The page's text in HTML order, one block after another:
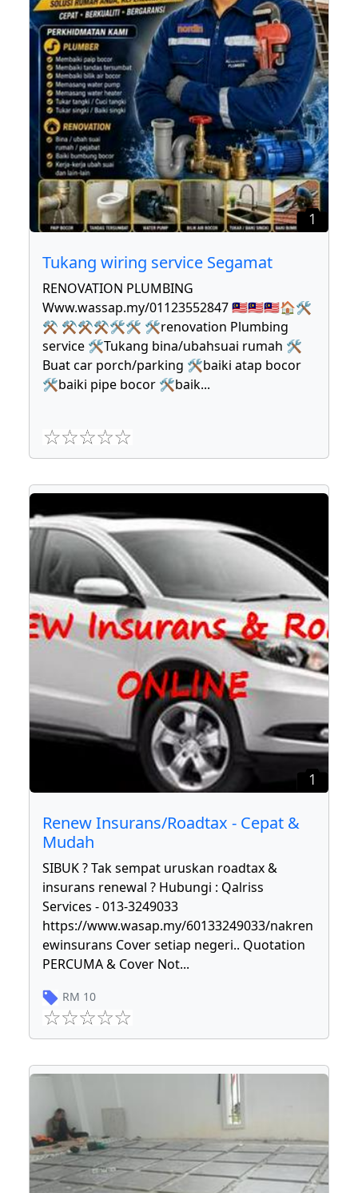
1
Tukang wiring service Segamat
RENOVATION PLUMBING
Www.wassap.my/01123552847 🇲🇾🇲🇾🇲🇾🏠🛠
⚒ ⚒⚒⚒🛠🛠 🛠renovation Plumbing
service 🛠Tukang bina/ubahsuai rumah 🛠
Buat car porch/parking 🛠baiki atap bocor
🛠baiki pipe bocor 🛠baik...
1
Renew Insurans/Roadtax - Cepat &
Mudah
SIBUK ? Tak sempat uruskan roadtax &
insurans renewal ? Hubungi : Qalriss
Services - 013-3249033
https://www.wasap.my/60133249033/nakren
ewinsurans Cover setiap negeri.. Quotation
PERCUMA & Cover Not...
RM 10